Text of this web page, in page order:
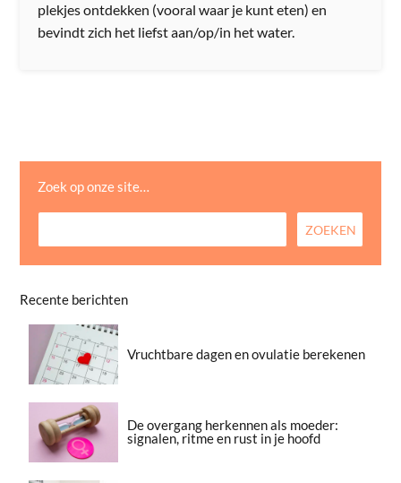
plekjes ontdekken (vooral waar je kunt eten) en
bevindt zich het liefst aan/op/in het water.
Zoek op onze site…
Recente berichten
Vruchtbare dagen en ovulatie berekenen
De overgang herkennen als moeder:
signalen, ritme en rust in je hoofd